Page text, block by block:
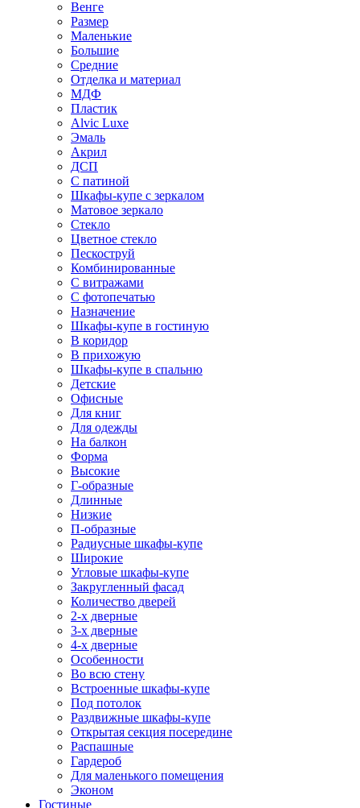
Венге
Размер
Маленькие
Большие
Средние
Отделка и материал
МДФ
Пластик
Alvic Luxe
Эмаль
Акрил
ДСП
С патиной
Шкафы-купе с зеркалом
Матовое зеркало
Стекло
Цветное стекло
Пескоструй
Комбинированные
С витражами
С фотопечатью
Назначение
Шкафы-купе в гостиную
В коридор
В прихожую
Шкафы-купе в спальню
Детские
Офисные
Для книг
Для одежды
На балкон
Форма
Высокие
Г-образные
Длинные
Низкие
П-образные
Радиусные шкафы-купе
Широкие
Угловые шкафы-купе
Закругленный фасад
Количество дверей
2-х дверные
3-х дверные
4-х дверные
Особенности
Во всю стену
Встроенные шкафы-купе
Под потолок
Раздвижные шкафы-купе
Открытая секция посередине
Распашные
Гардероб
Для маленького помещения
Эконом
Гостиные